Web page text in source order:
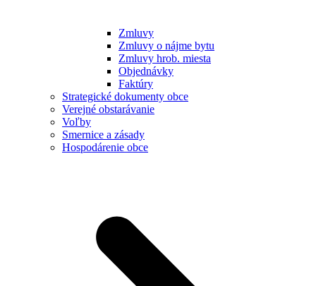
Zmluvy
Zmluvy o nájme bytu
Zmluvy hrob. miesta
Objednávky
Faktúry
Strategické dokumenty obce
Verejné obstarávanie
Voľby
Smernice a zásady
Hospodárenie obce